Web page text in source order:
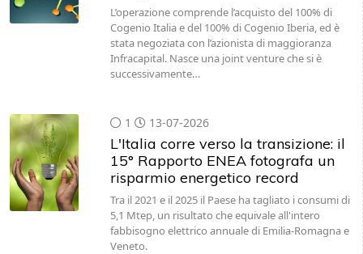
L’operazione comprende l’acquisto del 100% di
Cogenio Italia e del 100% di Cogenio Iberia, ed è
stata negoziata con l’azionista di maggioranza
Infracapital. Nasce una joint venture che si è
successivamente…
1 13-07-2026
L'Italia corre verso la transizione: il
15° Rapporto ENEA fotografa un
risparmio energetico record
Tra il 2021 e il 2025 il Paese ha tagliato i consumi di
5,1 Mtep, un risultato che equivale all'intero
fabbisogno elettrico annuale di Emilia-Romagna e
Veneto.